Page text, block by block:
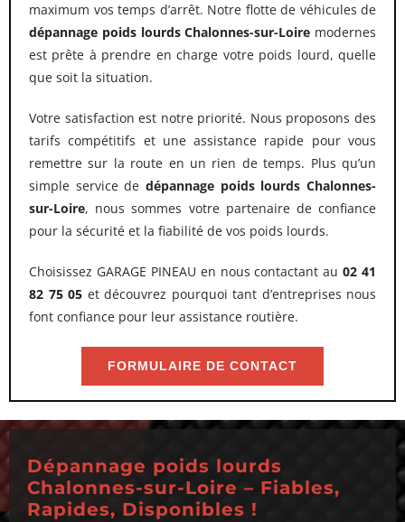
maximum vos temps d’arrêt. Notre flotte de véhicules de
dépannage poids lourdsChalonnes-sur-Loire modernes
est prête à prendre en charge votre poids lourd, quelle
que soit la situation.
Votre satisfaction est notre priorité. Nous proposons des
tarifs compétitifs et une assistance rapide pour vous
remettre sur la route en un rien de temps. Plus qu’un
simple service de dépannage poids lourds Chalonnes-
sur-Loire, nous sommes votre partenaire de confiance
pour la sécurité et la fiabilité de vos poids lourds.
Choisissez GARAGE PINEAU en nous contactant au02 41
82 75 05 et découvrez pourquoi tant d’entreprises nous
font confiance pour leur assistance routière.
FORMULAIRE DE CONTACT
Dépannage poids lourds
Chalonnes-sur-Loire – Fiables,
Rapides, Disponibles !